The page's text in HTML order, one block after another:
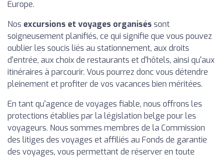
Europe.
Nos excursions et voyages organisés sont
soigneusement planifiés, ce qui signifie que vous pouvez
oublier les soucis liés au stationnement, aux droits
d'entrée, aux choix de restaurants et d'hôtels, ainsi qu'aux
itinéraires à parcourir. Vous pourrez donc vous détendre
pleinement et profiter de vos vacances bien méritées.
En tant qu'agence de voyages fiable, nous offrons les
protections établies par la législation belge pour les
voyageurs. Nous sommes membres de la Commission
des litiges des voyages et affiliés au Fonds de garantie
des voyages, vous permettant de réserver en toute